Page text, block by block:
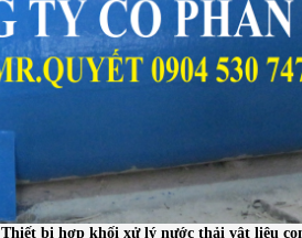
Thiết bị hợp khối xử lý nước thải vật liệu